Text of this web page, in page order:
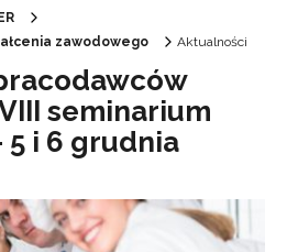
zawodowego
Aktualności
seminarium
5 i 6 grudnia